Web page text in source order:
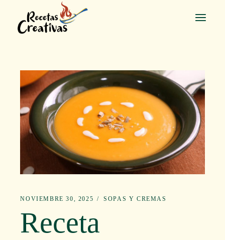
contenido
NOVIEMBRE 30, 2025 SOPAS Y CREMAS
Receta